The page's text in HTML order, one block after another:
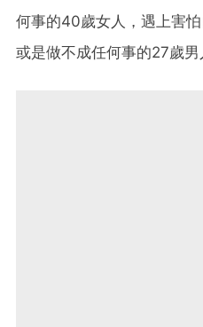
何事的40歲女人，遇上害
或是做不成任何事的27歲男